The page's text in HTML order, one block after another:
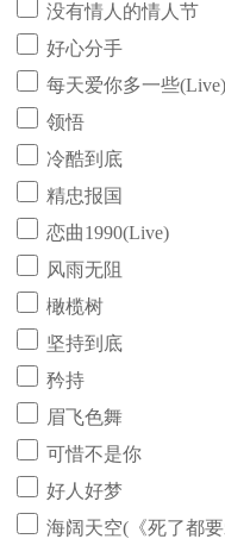
没有情人的情人节
好心分手
每天爱你多一些(Live)
领悟
冷酷到底
精忠报国
恋曲1990(Live)
风雨无阻
橄榄树
坚持到底
矜持
眉飞色舞
可惜不是你
好人好梦
海阔天空(《死了都